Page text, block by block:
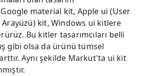
material kit, Apple ui (User
Arayüzü) kit, Windows ui kitlere
Bu kitler tasarımcıları belli
gibi olsa da ürünü tümsel
Aynı şekilde Markut'ta ui kit